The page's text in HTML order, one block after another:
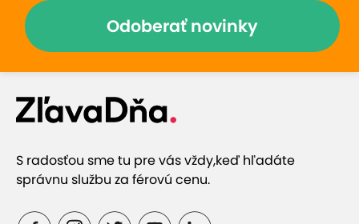
Odoberať novinky
S radosťou sme tu pre vás vždy,keď hľadáte
správnu službu za férovú cenu.